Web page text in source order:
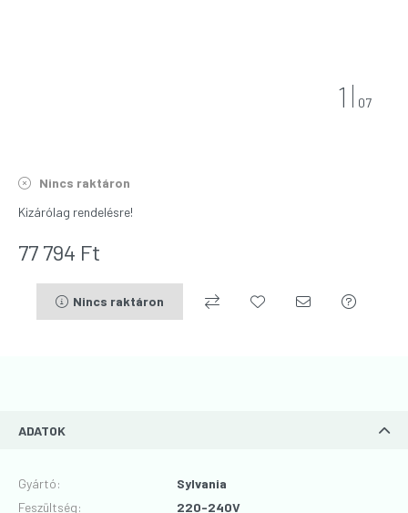
1 07
Nincs raktáron
Kizárólag rendelésre!
77 794 Ft
Nincs raktáron
ADATOK
Gyártó:
Sylvania
Feszültség:
220-240V